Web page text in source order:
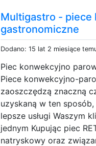
Multigastro - piece
gastronomiczne
Dodano: 15 lat 2 miesiące
Piec konwekcyjno
Piece konwekcyjno-
zaoszczędzą znaczną
uzyskaną w ten
lepsze usługi Waszym
jednym Kupując piec
natryskowy oraz